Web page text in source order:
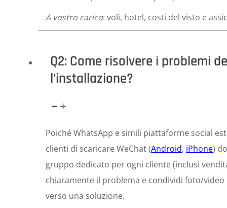
A vostro carico: voli, hotel, costi del visto e
Q2: Come risolvere i problemi
l'installazione?
Poiché WhatsApp e simili piattaforme social
clienti di scaricare WeChat (Android, iPhone)
gruppo dedicato per ogni cliente (inclusi
chiaramente il problema e condividi foto/
verso una soluzione.